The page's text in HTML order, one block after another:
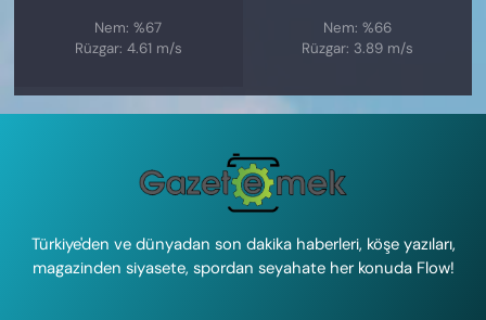
Nem: %67
Rüzgar: 4.61 m/s
Nem: %66
Rüzgar: 3.89 m/s
Türkiye'den ve dünyadan son dakika haberleri, köşe yazıları,
magazinden siyasete, spordan seyahate her konuda Flow!